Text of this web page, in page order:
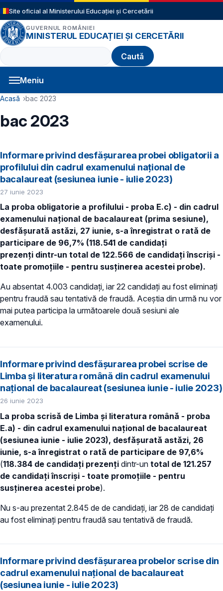
Sari la conținutul principal
Site oficial al Ministerului Educației și Cercetării
GUVERNUL ROMÂNIEI
MINISTERUL EDUCAȚIEI ȘI CERCETĂRII
Caută
Meniu
Navigație principală
Cale de navigare
Acasă bac 2023
bac 2023
Informare privind desfășurarea probei obligatorii a
profilului din cadrul examenului național de
bacalaureat (sesiunea iunie - iulie 2023)
27 iunie 2023
La proba obligatorie a profilului - proba E.c) - din cadrul
examenului național de bacalaureat (prima sesiune),
desfășurată astăzi, 27 iunie, s-a înregistrat o rată de
participare de 96,7% (118.541 de candidați
prezenți dintr-un total de 122.566 de candidați înscriși -
toate promoțiile - pentru susținerea acestei probe).
Au absentat 4.003 candidați, iar 22 candidați au fost eliminați
pentru fraudă sau tentativă de fraudă. Aceștia din urmă nu vor
mai putea participa la următoarele două sesiuni ale
examenului.
Informare privind desfășurarea probei scrise de
Limba și literatura română din cadrul examenului
național de bacalaureat (sesiunea iunie - iulie 2023)
26 iunie 2023
La proba scrisă de Limba și literatura română - proba
E.a) - din cadrul examenului național de bacalaureat
(sesiunea iunie - iulie 2023), desfășurată astăzi, 26
iunie, s-a înregistrat o rată de participare de 97,6%
(118.384 de candidați prezenți dintr-un total de 121.257
de candidați înscriși - toate promoțiile - pentru
susținerea acestei probe).
Nu s-au prezentat 2.845 de de candidați, iar 28 de candidați
au fost eliminați pentru fraudă sau tentativă de fraudă.
Informare privind desfășurarea probelor scrise din
cadrul examenului naţional de bacalaureat
(sesiunea iunie - iulie 2023)